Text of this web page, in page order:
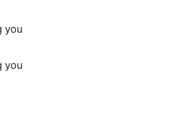
you
you